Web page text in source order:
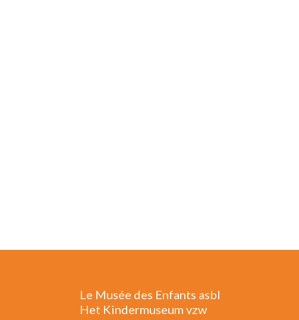
Le Musée des Enfants asbl
Het Kindermuseum vzw